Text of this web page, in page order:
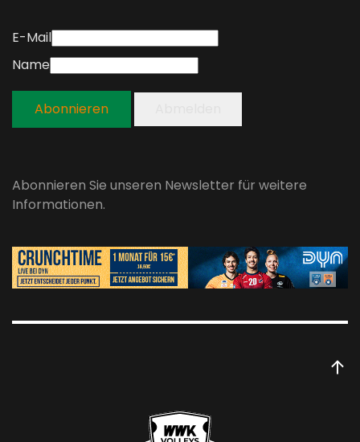
E-Mail
Name
Abonnieren
Abonnieren Sie unseren Newsletter für weitere
Informationen.